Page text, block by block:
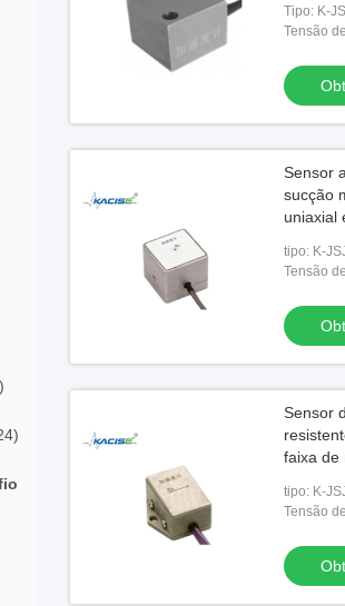
Tipo: K-
Tensão
Sensor
sucção
uniaxial
tipo: K-
Tensão
Sensor
faixa de
tipo: K-
Tensão